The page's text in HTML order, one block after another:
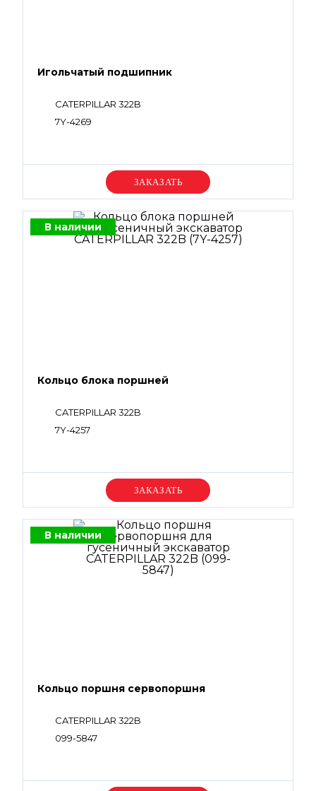
Игольчатый подшипник
CATERPILLAR 322B
7Y-4269
Уточняйте цену
В наличии
Кольцо блока поршней
CATERPILLAR 322B
7Y-4257
Уточняйте цену
В наличии
Кольцо поршня сервопоршня
CATERPILLAR 322B
099-5847